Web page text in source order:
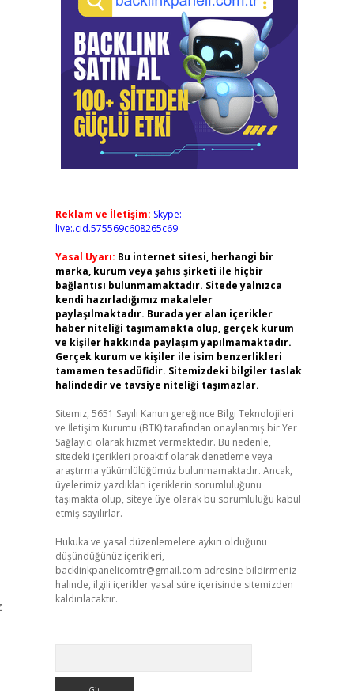
Reklam ve İletişim: Skype:
live:.cid.575569c608265c69
Yasal Uyarı: Bu internet sitesi, herhangi bir
marka, kurum veya şahıs şirketi ile hiçbir
bağlantısı bulunmamaktadır. Sitede yalnızca
kendi hazırladığımız makaleler
paylaşılmaktadır. Burada yer alan içerikler
haber niteliği taşımamakta olup, gerçek kurum
ve kişiler hakkında paylaşım yapılmamaktadır.
Gerçek kurum ve kişiler ile isim benzerlikleri
tamamen tesadüfidir. Sitemizdeki bilgiler taslak
halindedir ve tavsiye niteliği taşımazlar.
Sitemiz, 5651 Sayılı Kanun gereğince Bilgi Teknolojileri
ve İletişim Kurumu (BTK) tarafından onaylanmış bir Yer
Sağlayıcı olarak hizmet vermektedir. Bu nedenle,
sitedeki içerikleri proaktif olarak denetleme veya
araştırma yükümlülüğümüz bulunmamaktadır. Ancak,
üyelerimiz yazdıkları içeriklerin sorumluluğunu
taşımakta olup, siteye üye olarak bu sorumluluğu kabul
etmiş sayılırlar.
Hukuka ve yasal düzenlemelere aykırı olduğunu
düşündüğünüz içerikleri,
backlinkpanelicomtr@gmail.com adresine bildirmeniz
halinde, ilgili içerikler yasal süre içerisinde sitemizden
kaldırılacaktır.